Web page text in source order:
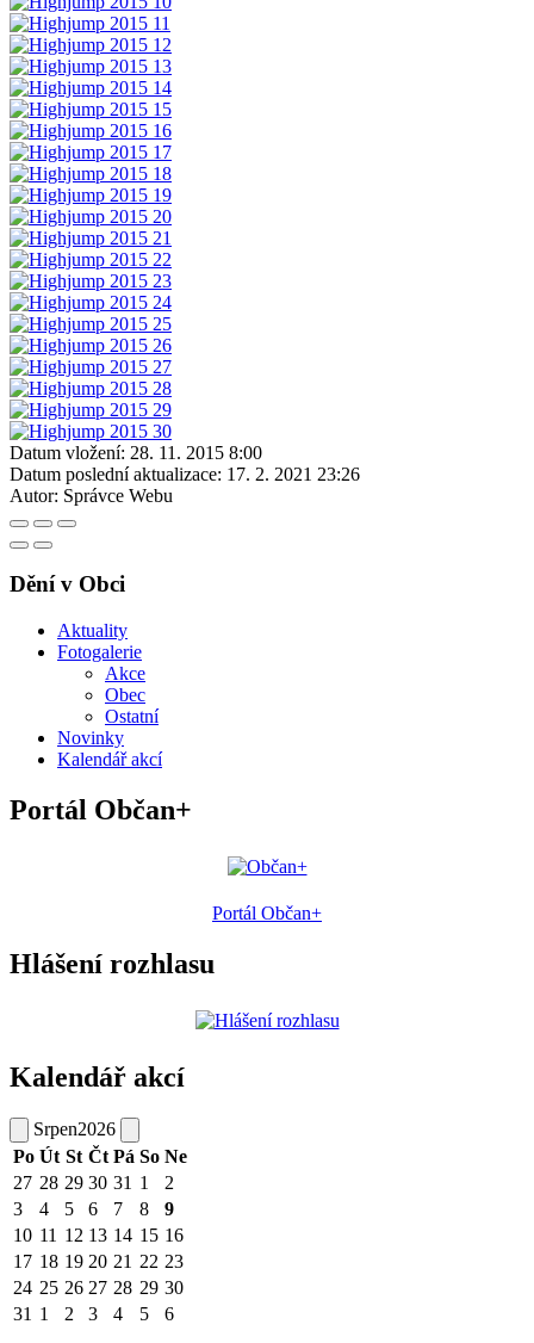
Datum vložení: 28. 11. 2015 8:00
Datum poslední aktualizace: 17. 2. 2021 23:26
Autor: Správce Webu
Dění v Obci
Aktuality
Fotogalerie
Akce
Obec
Ostatní
Novinky
Kalendář akcí
Portál Občan+
Portál Občan+
Hlášení rozhlasu
Kalendář akcí
Srpen2026
Po Út St Čt Pá So Ne
27 28 29 30 31 1
2
3
4 5 6 7 8
9
10 11 12 13 14 15 16
17 18 19 20 21 22 23
24 25 26 27 28 29 30
31 1 2 3 4 5 6